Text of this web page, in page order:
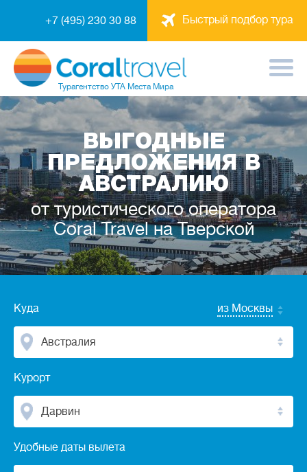
Быстрый подбор тура
+7 (495) 230 30 88
Турагентство УТА Места Мира
ВЫГОДНЫЕ
ПРЕДЛОЖЕНИЯ В
АВСТРАЛИЮ
от туристического оператора
Coral Travel на Тверской
Куда из Москвы
Австралия
Курорт
Дарвин
Удобные даты вылета